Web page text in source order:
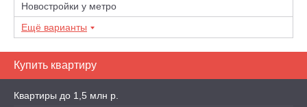
Новостройки у метро
Ещё варианты
Купить квартиру
Квартиры до 1,5 млн р.